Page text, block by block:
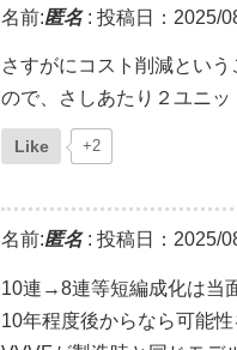
名前:匿名: 投稿日：2025/
さすがにコスト削減とい
ので、さしあたり２ユニ
Like +2
名前:匿名: 投稿日：2025/
10連→8連等短編成化は当
10年程度後からなら可能